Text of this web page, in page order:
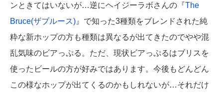
ンときてはいないが…逆にヘイジーラボさんの『The
Bruce(ザブルース) 』で知った3種類をブレンドされた純
粋な新ホップの方も種類は異なるが出てきたのでやや混
乱気味のビアっぷる。ただ、現状ビアっぷるはブリスを
使ったビールの方が好みではあります。今後もどんどん
この様なホップが出てくるのかもしれないが…それだけ